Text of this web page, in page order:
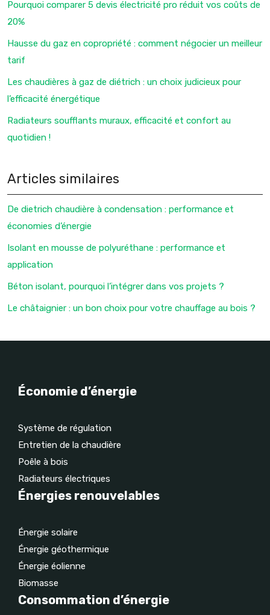
Pourquoi comparer 5 devis électricité pro réduit vos coûts de
20%
Hausse du gaz en copropriété : comment négocier un meilleur
tarif
Les chaudières à gaz de diétrich : un choix judicieux pour
l’efficacité énergétique
Radiateurs soufflants muraux, efficacité et confort au
quotidien !
Articles similaires
De dietrich chaudière à condensation : performance et
économies d’énergie
Isolant en mousse de polyuréthane : performance et
application
Béton isolant, pourquoi l’intégrer dans vos projets ?
Le châtaignier : un bon choix pour votre chauffage au bois ?
Économie d’énergie
Système de régulation
Entretien de la chaudière
Poêle à bois
Radiateurs électriques
Énergies renouvelables
Énergie solaire
Énergie géothermique
Énergie éolienne
Biomasse
Consommation d’énergie